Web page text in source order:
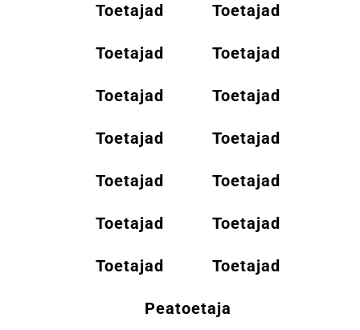
Toetajad Toetajad
Toetajad Toetajad
Toetajad Toetajad
Toetajad Toetajad
Toetajad Toetajad
Toetajad Toetajad
Toetajad Toetajad
Peatoetaja